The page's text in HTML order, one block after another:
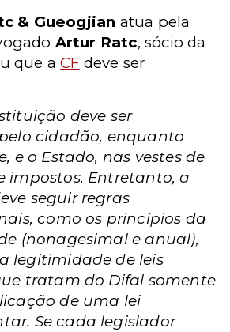
& Gueogjian atua pela
Artur Ratc, sócio da
que aCF deve ser
deve ser
cidadão, enquanto
e o Estado, nas vestes de
impostos. Entretanto, a
seguir regras
como os princípios da
(nonagesimal e anual),
legitimidade de leis
tratam do Difal somente
de uma lei
Se cada legislador